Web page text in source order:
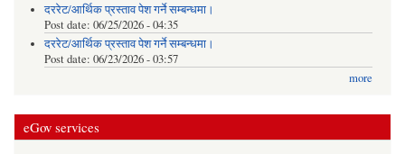
दररेट/आर्थिक प्रस्ताव पेश गर्ने सम्बन्धमा।
Post date: 06/25/2026 - 04:35
दररेट/आर्थिक प्रस्ताव पेश गर्ने सम्बन्धमा।
Post date: 06/23/2026 - 03:57
more
eGov services